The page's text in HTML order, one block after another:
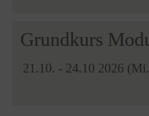
Grundkurs
21.10. - 24.10 2026